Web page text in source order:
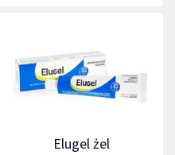
Elugel żel